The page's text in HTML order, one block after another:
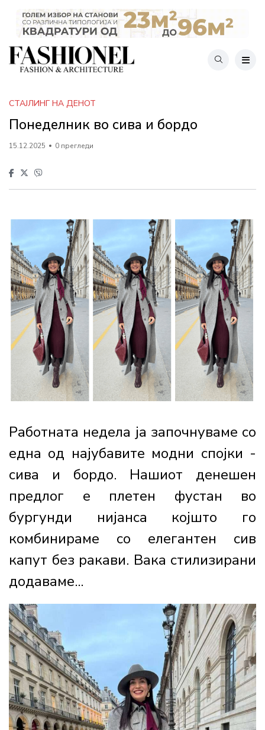
СТАЈЛИНГ НА ДЕНОТ
Понеделник во сива и бордо
15.12.2025 0 прегледи
Работната недела ја започнуваме со
една од најубавите модни спојки -
сива и бордо. Нашиот денешен
предлог е плетен фустан во
бургунди нијанса којшто го
комбинираме со елегантен сив
капут без ракави. Вака стилизирани
додаваме...